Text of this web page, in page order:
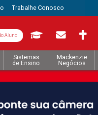
Trabalhe Conosco
Aluno
Sistemas
de Ensino
Mackenzie
Negócios